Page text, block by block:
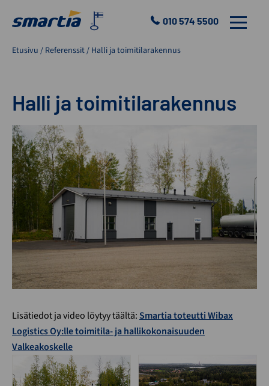
Oy
010 574 5500 VALIKKO
Etusivu / Referenssit/ Halli ja toimitilarakennus
Halli ja toimitilarakennus
Lisätiedot ja video löytyy täältä: Smartia toteutti Wibax
Logistics Oy:lle toimitila- ja hallikokonaisuuden
Valkeakoskelle